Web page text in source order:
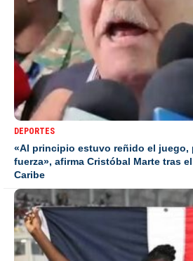
DEPORTES
«Al principio estuvo reñido el juego,
fuerza», afirma Cristóbal Marte tras
Caribe